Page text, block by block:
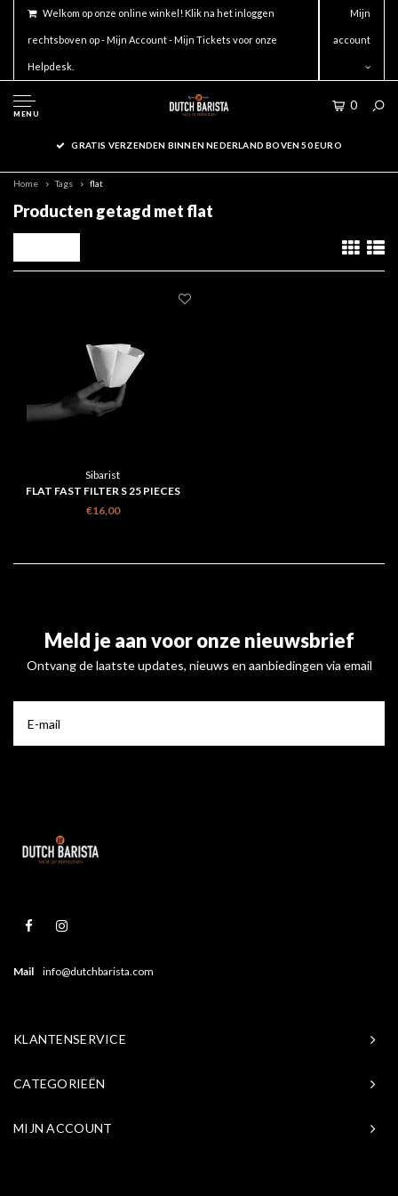
Welkom op onze online winkel! Klik na het inloggen
rechtsboven op - Mijn Account - Mijn Tickets voor onze
Helpdesk.
Mijn
account
MENU
0
GRATIS VERZENDEN BINNEN NEDERLAND BOVEN 50 EURO
Home Tags flat
Producten getagd met flat
Sibarist
FLAT FAST FILTER S 25 PIECES
€16,00
Meld je aan voor onze nieuwsbrief
Ontvang de laatste updates, nieuws en aanbiedingen via email
Mail info@dutchbarista.com
KLANTENSERVICE
CATEGORIEËN
MIJN ACCOUNT